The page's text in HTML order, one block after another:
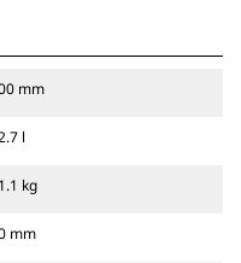
mm
l
kg
mm